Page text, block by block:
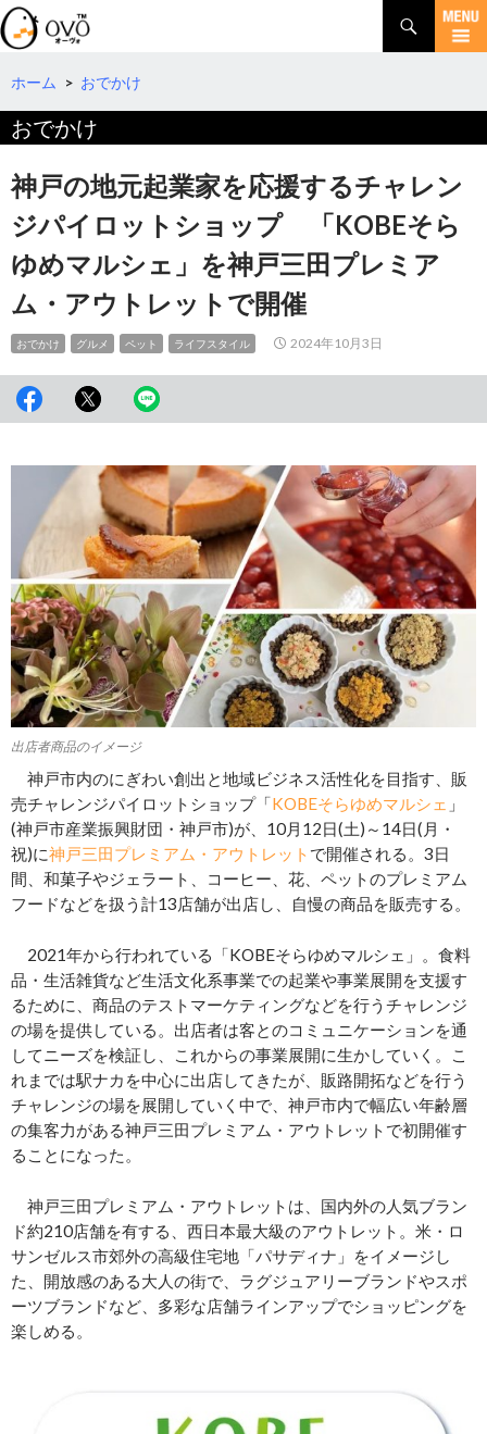
検
索
コ
テ
ツ
へ
動
ホーム > おでかけ
おでかけ
神戸の地元起業家を応援するチャレン
ジパイロットショップ 「KOBEそら
ゆめマルシェ」を神戸三田プレミア
ム・アウトレットで開催
おでかけ グルメ ペット ライフスタイル 2024年10月3日
出店者商品のイメージ
神戸市内のにぎわい創出と地域ビジネス活性化を目指す、販
売チャレンジパイロットショップ「KOBEそらゆめマルシェ 」
(神戸市産業振興財団・神戸市)が、10月12日(土)～14日(月・
祝)に神戸三田プレミアム・アウトレット で開催される。3日
間、和菓子やジェラート、コーヒー、花、ペットのプレミアム
フードなどを扱う計13店舗が出店し、自慢の商品を販売する。
2021年から行われている「KOBEそらゆめマルシェ」。食料
品・生活雑貨など生活文化系事業での起業や事業展開を支援す
るために、商品のテストマーケティングなどを行うチャレンジ
の場を提供している。出店者は客とのコミュニケーションを通
してニーズを検証し、これからの事業展開に生かしていく。こ
れまでは駅ナカを中心に出店してきたが、販路開拓などを行う
チャレンジの場を展開していく中で、神戸市内で幅広い年齢層
の集客力がある神戸三田プレミアム・アウトレットで初開催す
ることになった。
神戸三田プレミアム・アウトレットは、国内外の人気ブラン
ド約210店舗を有する、西日本最大級のアウトレット。米・ロ
サンゼルス市郊外の高級住宅地「パサディナ」をイメージし
た、開放感のある大人の街で、ラグジュアリーブランドやスポ
ーツブランドなど、多彩な店舗ラインアップでショッピングを
楽しめる。